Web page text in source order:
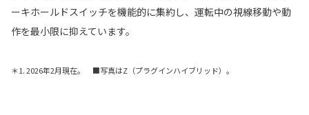
ーキホールドスイッチを機能的に集約し、運転中の視線移動や動
作を最小限に抑えています。
＊1. 2026年2月現在。 ■写真はZ（プラグインハイブリッド）。